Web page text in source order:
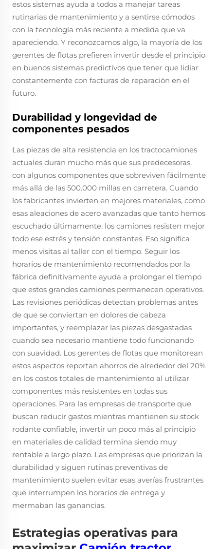
estos sistemas ayuda a todos a manejar tareas
rutinarias de mantenimiento y a sentirse cómodos
con la tecnología más reciente a medida que va
apareciendo. Y reconozcamos algo, la mayoría de los
gerentes de flotas prefieren invertir desde el principio
en buenos sistemas predictivos que tener que lidiar
constantemente con facturas de reparación en el
futuro.
Durabilidad y longevidad de
componentes pesados
Las piezas de alta resistencia en los tractocamiones
actuales duran mucho más que sus predecesoras,
con algunos componentes que sobreviven fácilmente
más allá de las 500.000 millas en carretera. Cuando
los fabricantes invierten en mejores materiales, como
esas aleaciones de acero avanzadas que tanto hemos
escuchado últimamente, los camiones resisten mejor
todo ese estrés y tensión constantes. Eso significa
menos visitas al taller con el tiempo. Seguir los
horarios de mantenimiento recomendados por la
fábrica definitivamente ayuda a prolongar el tiempo
que estos grandes camiones permanecen operativos.
Las revisiones periódicas detectan problemas antes
de que se conviertan en dolores de cabeza
importantes, y reemplazar las piezas desgastadas
cuando sea necesario mantiene todo funcionando
con suavidad. Los gerentes de flotas que monitorean
estos aspectos reportan ahorros de alrededor del 20%
en los costos totales de mantenimiento al utilizar
componentes más resistentes en todas sus
operaciones. Para las empresas de transporte que
buscan reducir gastos mientras mantienen su stock
rodante confiable, invertir un poco más al principio
en materiales de calidad termina siendo muy
rentable a largo plazo. Las empresas que priorizan la
durabilidad y siguen rutinas preventivas de
mantenimiento suelen evitar esas averías frustrantes
que interrumpen los horarios de entrega y
mermaban las ganancias.
Estrategias operativas para